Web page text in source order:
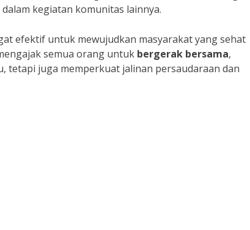
kegiatan komunitas lainnya.
efektif untuk mewujudkan masyarakat yang sehat
semua orang untuk bergerak bersama,
tetapi juga memperkuat jalinan persaudaraan dan